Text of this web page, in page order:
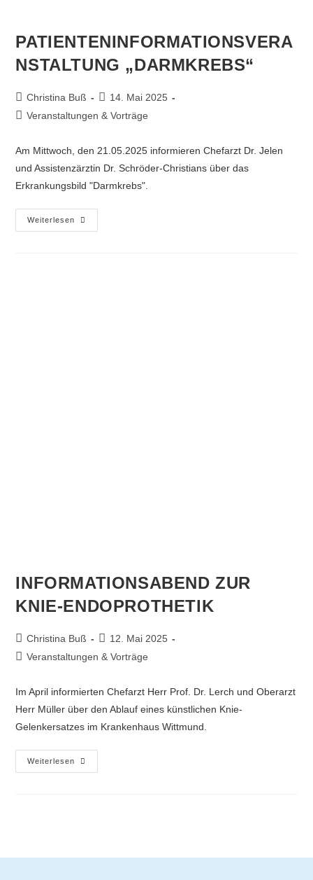
PATIENTENINFORMATIONSVERA
NSTALTUNG „DARMKREBS“
Christina Buß
14. Mai 2025
Veranstaltungen & Vorträge
Am Mittwoch, den 21.05.2025 informieren Chefarzt Dr. Jelen
und Assistenzärztin Dr. Schröder-Christians über das
Erkrankungsbild "Darmkrebs".
Weiterlesen
INFORMATIONSABEND ZUR
KNIE-ENDOPROTHETIK
Christina Buß
12. Mai 2025
Veranstaltungen & Vorträge
Im April informierten Chefarzt Herr Prof. Dr. Lerch und Oberarzt
Herr Müller über den Ablauf eines künstlichen Knie-
Gelenkersatzes im Krankenhaus Wittmund.
Weiterlesen